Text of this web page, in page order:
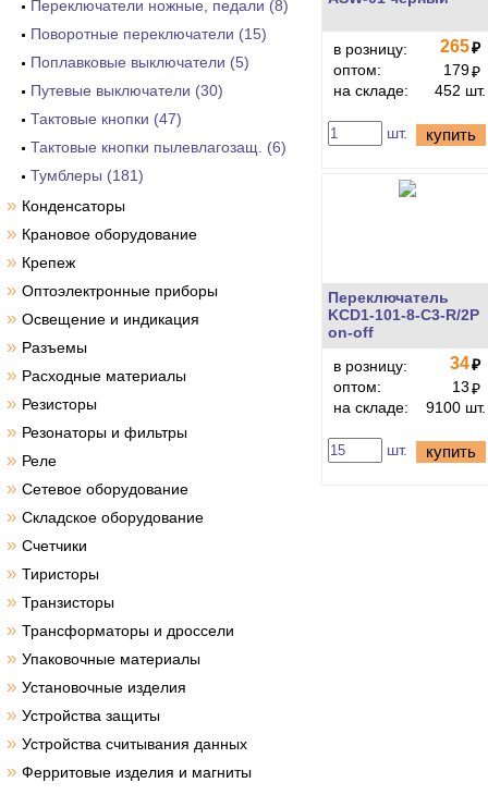
Переключатели ножные, педали (8)
Поворотные переключатели (15)
Поплавковые выключатели (5)
Путевые выключатели (30)
Тактовые кнопки (47)
Тактовые кнопки пылевлагозащ. (6)
Тумблеры (181)
» Конденсаторы
» Крановое оборудование
» Крепеж
» Оптоэлектронные приборы
» Освещение и индикация
» Разъемы
» Расходные материалы
» Резисторы
» Резонаторы и фильтры
» Реле
» Сетевое оборудование
» Складское оборудование
» Счетчики
» Тиристоры
» Транзисторы
» Трансформаторы и дроссели
» Упаковочные материалы
» Установочные изделия
» Устройства защиты
» Устройства считывания данных
» Ферритовые изделия и магниты
в розницу: 265₽
оптом:
179₽
на складе:
452 шт.
шт. купить
Переключатель
KCD1-101-8-C3-R/2P
on-off
в розницу:
34₽
оптом:
13₽
на складе:
9100 шт.
шт. купить